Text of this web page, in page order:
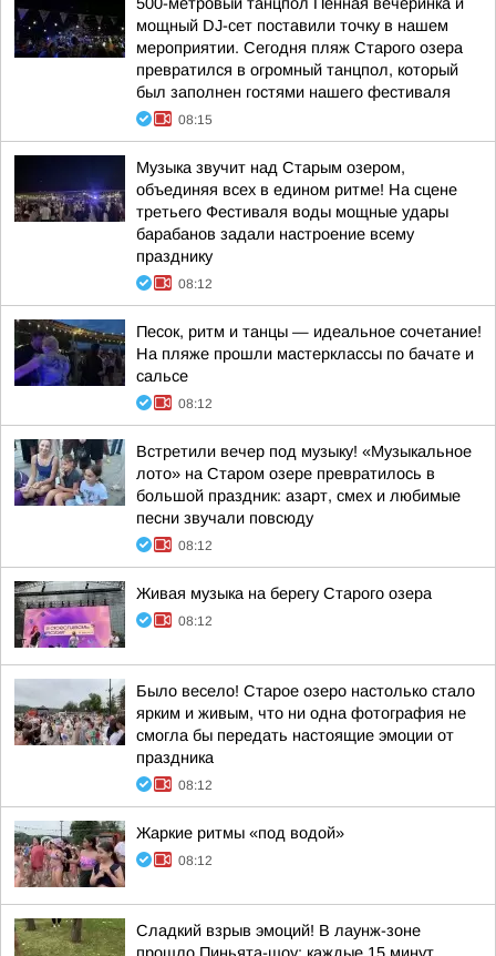
мощный DJ-сет поставили точку в нашем
мероприятии. Сегодня пляж Старого озера
превратился в огромный танцпол, который
был заполнен гостями нашего фестиваля
08:15
Музыка звучит над Старым озером,
объединяя всех в едином ритме! На сцене
третьего Фестиваля воды мощные удары
барабанов задали настроение всему
празднику
08:12
Песок, ритм и танцы — идеальное сочетание!
На пляже прошли мастерклассы по бачате и
сальсе
08:12
Встретили вечер под музыку! «Музыкальное
лото» на Старом озере превратилось в
большой праздник: азарт, смех и любимые
песни звучали повсюду
08:12
Живая музыка на берегу Старого озера
08:12
Было весело! Старое озеро настолько стало
ярким и живым, что ни одна фотография не
смогла бы передать настоящие эмоции от
праздника
08:12
Жаркие ритмы «под водой»
08:12
Сладкий взрыв эмоций! В лаунж-зоне